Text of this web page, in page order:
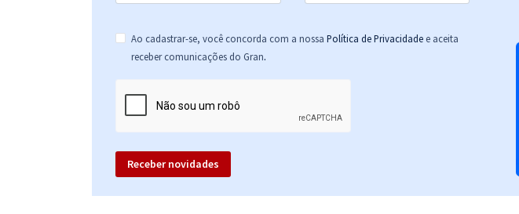
Ao cadastrar-se, você concorda com a nossa Política de Privacidade e aceita
receber comunicações do Gran.
Receber novidades